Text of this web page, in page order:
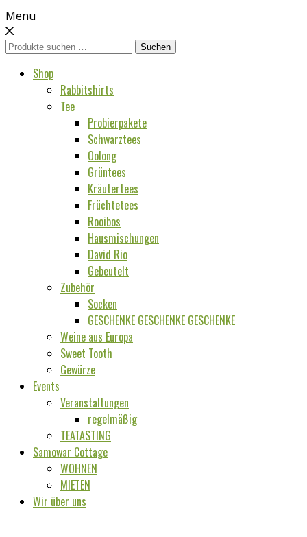
Menu
Suchen
Suchen
Shop
Rabbitshirts
Tee
Probierpakete
Schwarztees
Oolong
Grüntees
Kräutertees
Früchtetees
Rooibos
Hausmischungen
David Rio
Gebeutelt
Zubehör
Socken
GESCHENKE GESCHENKE GESCHENKE
Weine aus Europa
Sweet Tooth
Gewürze
Events
Veranstaltungen
regelmäßig
TEATASTING
Samowar Cottage
WOHNEN
MIETEN
Wir über uns